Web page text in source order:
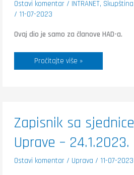
Ostavi komentar / INTRANET, Skupština
/ 11-07-2023
Ovaj dio je samo za članove HAD-a.
Pročitajte više »
Zapisnik sa sjednice
Uprave – 24.1.2023.
Ostavi komentar / Uprava / 11-07-2023
Zapisnik
sa
Uprave
–